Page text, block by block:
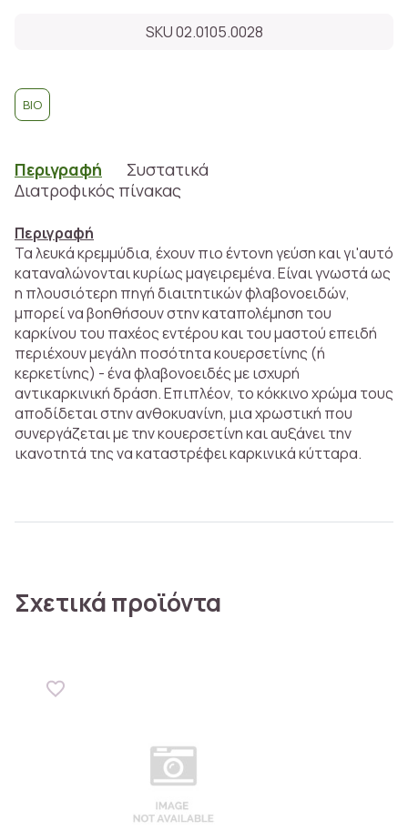
SKU 02.0105.0028
BIO
Περιγραφή
Συστατικά
Διατροφικός πίνακας
Περιγραφή
Τα λευκά κρεμμύδια, έχουν πιο έντονη γεύση και γι'αυτό
καταναλώνονται κυρίως μαγειρεμένα. Είναι γνωστά ως
η πλουσιότερη πηγή διαιτητικών φλαβονοειδών,
μπορεί να βοηθήσουν στην καταπολέμηση του
καρκίνου του παχέος εντέρου και του μαστού επειδή
περιέχουν μεγάλη ποσότητα κουερσετίνης (ή
κερκετίνης) - ένα φλαβονοειδές με ισχυρή
αντικαρκινική δράση. Επιπλέον, το κόκκινο χρώμα τους
αποδίδεται στην ανθοκυανίνη, μια χρωστική που
συνεργάζεται με την κουερσετίνη και αυξάνει την
ικανοτητά της να καταστρέφει καρκινικά κύτταρα.
Σχετικά προϊόντα